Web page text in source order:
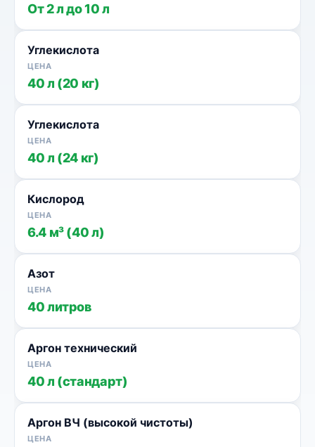
От 2 л до 10 л
Углекислота
40 л (20 кг)
Углекислота
40 л (24 кг)
Кислород
6.4 м³ (40 л)
Азот
40 литров
Аргон технический
40 л (стандарт)
Аргон ВЧ (высокой чистоты)